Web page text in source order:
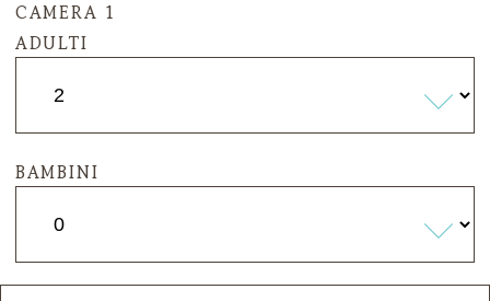
CAMERA 1
ADULTI
BAMBINI